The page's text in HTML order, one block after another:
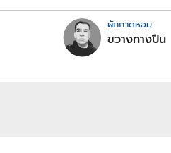
ผักกาดหอม
ขวางทางปืน